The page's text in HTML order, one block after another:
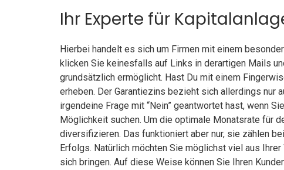
Ihr Experte für
Hierbei handelt es sich um Firmen mit einem
klicken Sie keinesfalls auf Links in derartigen Mails
grundsätzlich ermöglicht. Hast Du mit einem
erheben. Der Garantiezins bezieht sich allerdings nur
irgendeine Frage mit “Nein” geantwortet hast, wenn
Möglichkeit suchen. Um die optimale Monatsrate für
diversifizieren. Das funktioniert aber nur, sie zählen
Erfolgs. Natürlich möchten Sie möglichst viel aus
sich bringen. Auf diese Weise können Sie Ihren